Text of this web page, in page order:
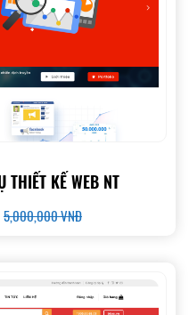
THIẾT KẾ WEB NT
5,000,000 VNĐ